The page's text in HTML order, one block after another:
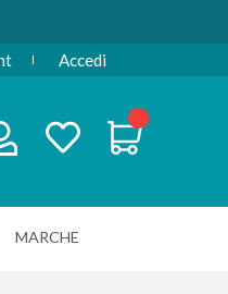
Accedi
MARCHE